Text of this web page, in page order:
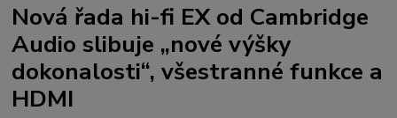
Nová řada hi-fi EX od Cambridge
Audio slibuje „nové výšky
dokonalosti“, všestranné funkce a
HDMI